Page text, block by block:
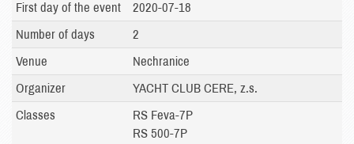
First day of the event
2020-07-18
Number of days
2
Venue
Nechranice
Organizer
YACHT CLUB CERE, z.s.
Classes
RS Feva-7P
RS 500-7P